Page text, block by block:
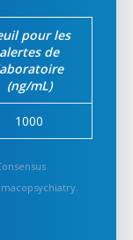
pour les
alertes de
(ng/mL)
1000